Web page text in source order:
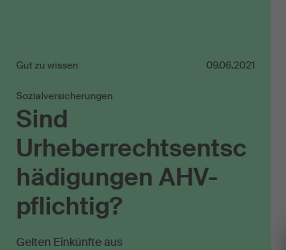
Gut zu wissen 09.06.2021
Sozialversicherungen
Sind
Urheberrechtsentsc
hädigungen AHV-
pflichtig?
Gelten Einkünfte aus